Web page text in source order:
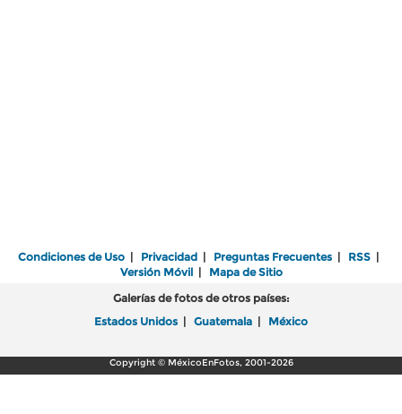
Condiciones de Uso | Privacidad | Preguntas Frecuentes | RSS |
Versión Móvil| Mapa de Sitio
Galerías de fotos de otros países:
Estados Unidos | Guatemala | México
Copyright © MéxicoEnFotos, 2001-2026